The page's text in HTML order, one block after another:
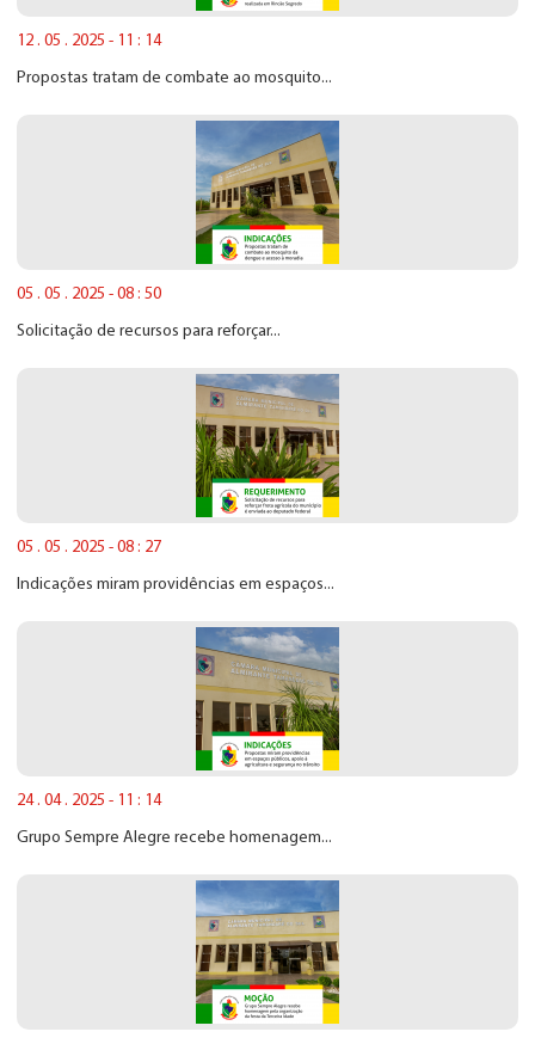
12 . 05 . 2025 - 11 : 14
Propostas tratam de combate ao mosquito...
05 . 05 . 2025 - 08 : 50
Solicitação de recursos para reforçar...
05 . 05 . 2025 - 08 : 27
Indicações miram providências em espaços...
24 . 04 . 2025 - 11 : 14
Grupo Sempre Alegre recebe homenagem...